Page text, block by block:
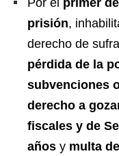
prisión,
derecho de
pérdida de la
subvenciones
derecho a
fiscales y de
años y multa